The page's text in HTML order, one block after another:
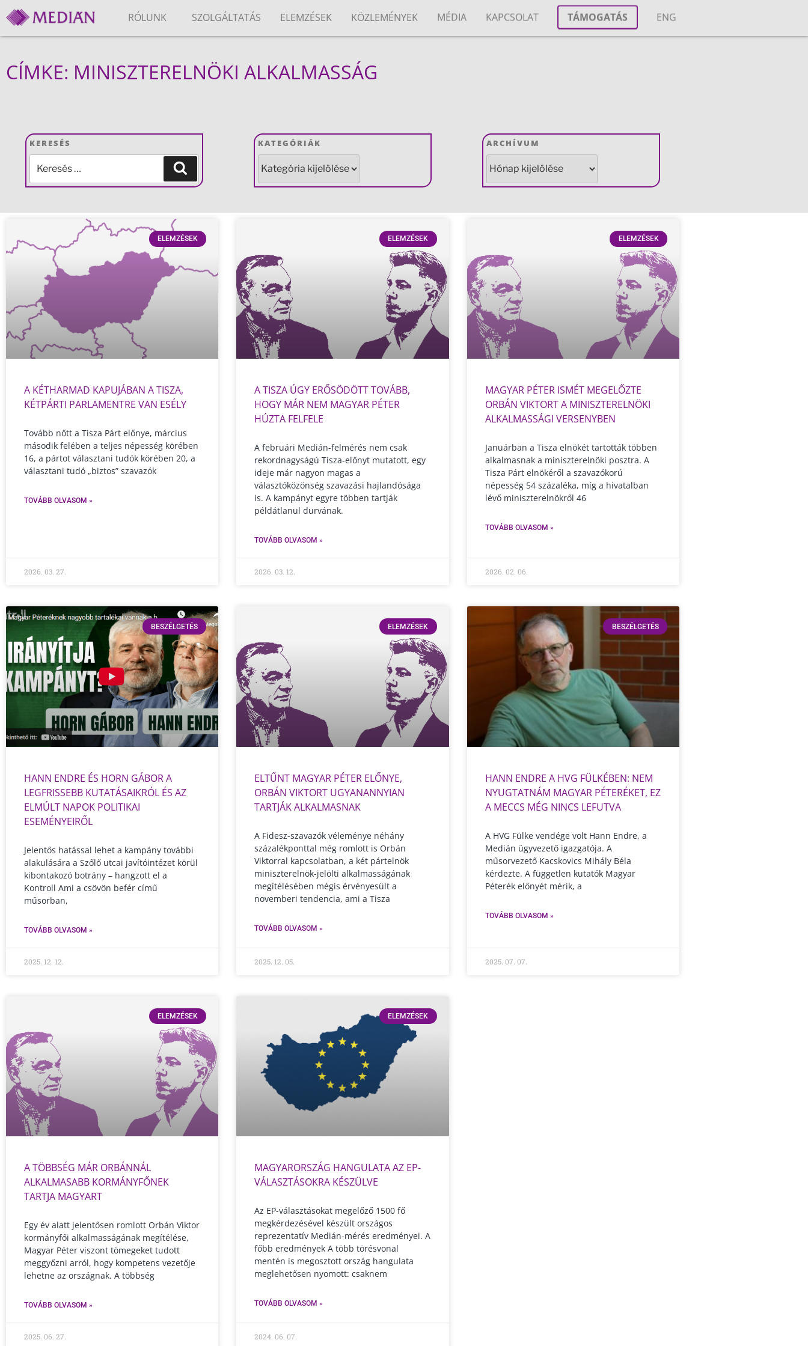
RÓLUNK SZOLGÁLTATÁS ELEMZÉSEK KÖZLEMÉNYEK MÉDIA KAPCSOLAT TÁMOGATÁS ENG
CÍMKE: MINISZTERELNÖKI ALKALMASSÁG
KERESÉS KATEGÓRIÁK ARCHÍVUM
ELEMZÉSEK
A KÉTHARMAD KAPUJÁBAN A TISZA,
KÉTPÁRTI PARLAMENTRE VAN ESÉLY
Tovább nőtt a Tisza Párt előnye, március
második felében a teljes népesség körében
16, a pártot választani tudók körében 20, a
választani tudó „biztos” szavazók
TOVÁBB OLVASOM »
2026. 03. 27.
ELEMZÉSEK
A TISZA ÚGY ERŐSÖDÖTT TOVÁBB,
HOGY MÁR NEM MAGYAR PÉTER
HÚZTA FELFELE
A februári Medián-felmérés nem csak
rekordnagyságú Tisza-előnyt mutatott, egy
ideje már nagyon magas a
választóközönség szavazási hajlandósága
is. A kampányt egyre többen tartják
példátlanul durvának.
TOVÁBB OLVASOM »
2026. 03. 12.
ELEMZÉSEK
MAGYAR PÉTER ISMÉT MEGELŐZTE
ORBÁN VIKTORT A MINISZTERELNÖKI
ALKALMASSÁGI VERSENYBEN
Januárban a Tisza elnökét tartották többen
alkalmasnak a miniszterelnöki posztra. A
Tisza Párt elnökéről a szavazókorú
népesség 54 százaléka, míg a hivatalban
lévő miniszterelnökről 46
TOVÁBB OLVASOM »
2026. 02. 06.
BESZÉLGETÉS
HANN ENDRE ÉS HORN GÁBOR A
LEGFRISSEBB KUTATÁSAIKRÓL ÉS AZ
ELMÚLT NAPOK POLITIKAI
ESEMÉNYEIRŐL
Jelentős hatással lehet a kampány további
alakulására a Szőlő utcai javítóintézet körül
kibontakozó botrány – hangzott el a
Kontroll Ami a csövön befér című
műsorban,
TOVÁBB OLVASOM »
2025. 12. 12.
ELEMZÉSEK
ELTŰNT MAGYAR PÉTER ELŐNYE,
ORBÁN VIKTORT UGYANANNYIAN
TARTJÁK ALKALMASNAK
A Fidesz-szavazók véleménye néhány
százalékponttal még romlott is Orbán
Viktorral kapcsolatban, a két pártelnök
miniszterelnök-jelölti alkalmasságának
megítélésében mégis érvényesült a
novemberi tendencia, ami a Tisza
TOVÁBB OLVASOM »
2025. 12. 05.
BESZÉLGETÉS
HANN ENDRE A HVG FÜLKÉBEN: NEM
NYUGTATNÁM MAGYAR PÉTERÉKET, EZ
A MECCS MÉG NINCS LEFUTVA
A HVG Fülke vendége volt Hann Endre, a
Medián ügyvezető igazgatója. A
műsorvezető Kacskovics Mihály Béla
kérdezte. A független kutatók Magyar
Péterék előnyét mérik, a
TOVÁBB OLVASOM »
2025. 07. 07.
ELEMZÉSEK
A TÖBBSÉG MÁR ORBÁNNÁL
ALKALMASABB KORMÁNYFŐNEK
TARTJA MAGYART
Egy év alatt jelentősen romlott Orbán Viktor
kormányfői alkalmasságának megítélése,
Magyar Péter viszont tömegeket tudott
meggyőzni arról, hogy kompetens vezetője
lehetne az országnak. A többség
TOVÁBB OLVASOM »
2025. 06. 27.
ELEMZÉSEK
MAGYARORSZÁG HANGULATA AZ EP-
VÁLASZTÁSOKRA KÉSZÜLVE
Az EP-választásokat megelőző 1500 fő
megkérdezésével készült országos
reprezentatív Medián-mérés eredményei. A
főbb eredmények A több törésvonal
mentén is megosztott ország hangulata
meglehetősen nyomott: csaknem
TOVÁBB OLVASOM »
2024. 06. 07.